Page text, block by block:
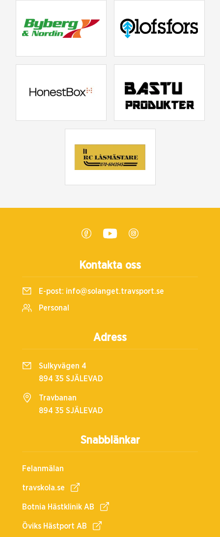
Snabblänkar
Felanmälan
travskola.se
Botnia Hästklinik AB
Öviks Hästport AB
Kontakta oss
E-post: info@solanget.travsport.se
Personal
Adress
Sulkyvägen 4
894 35 SJÄLEVAD
Travbanan
894 35 SJÄLEVAD